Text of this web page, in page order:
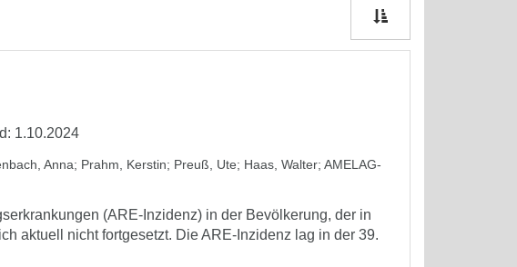
1.10.2024
Anna; Prahm, Kerstin; Preuß, Ute; Haas, Walter; AMELAG-
(ARE-Inzidenz) in der Bevölkerung, der in
aktuell nicht fortgesetzt. Die ARE-Inzidenz lag in der 39.